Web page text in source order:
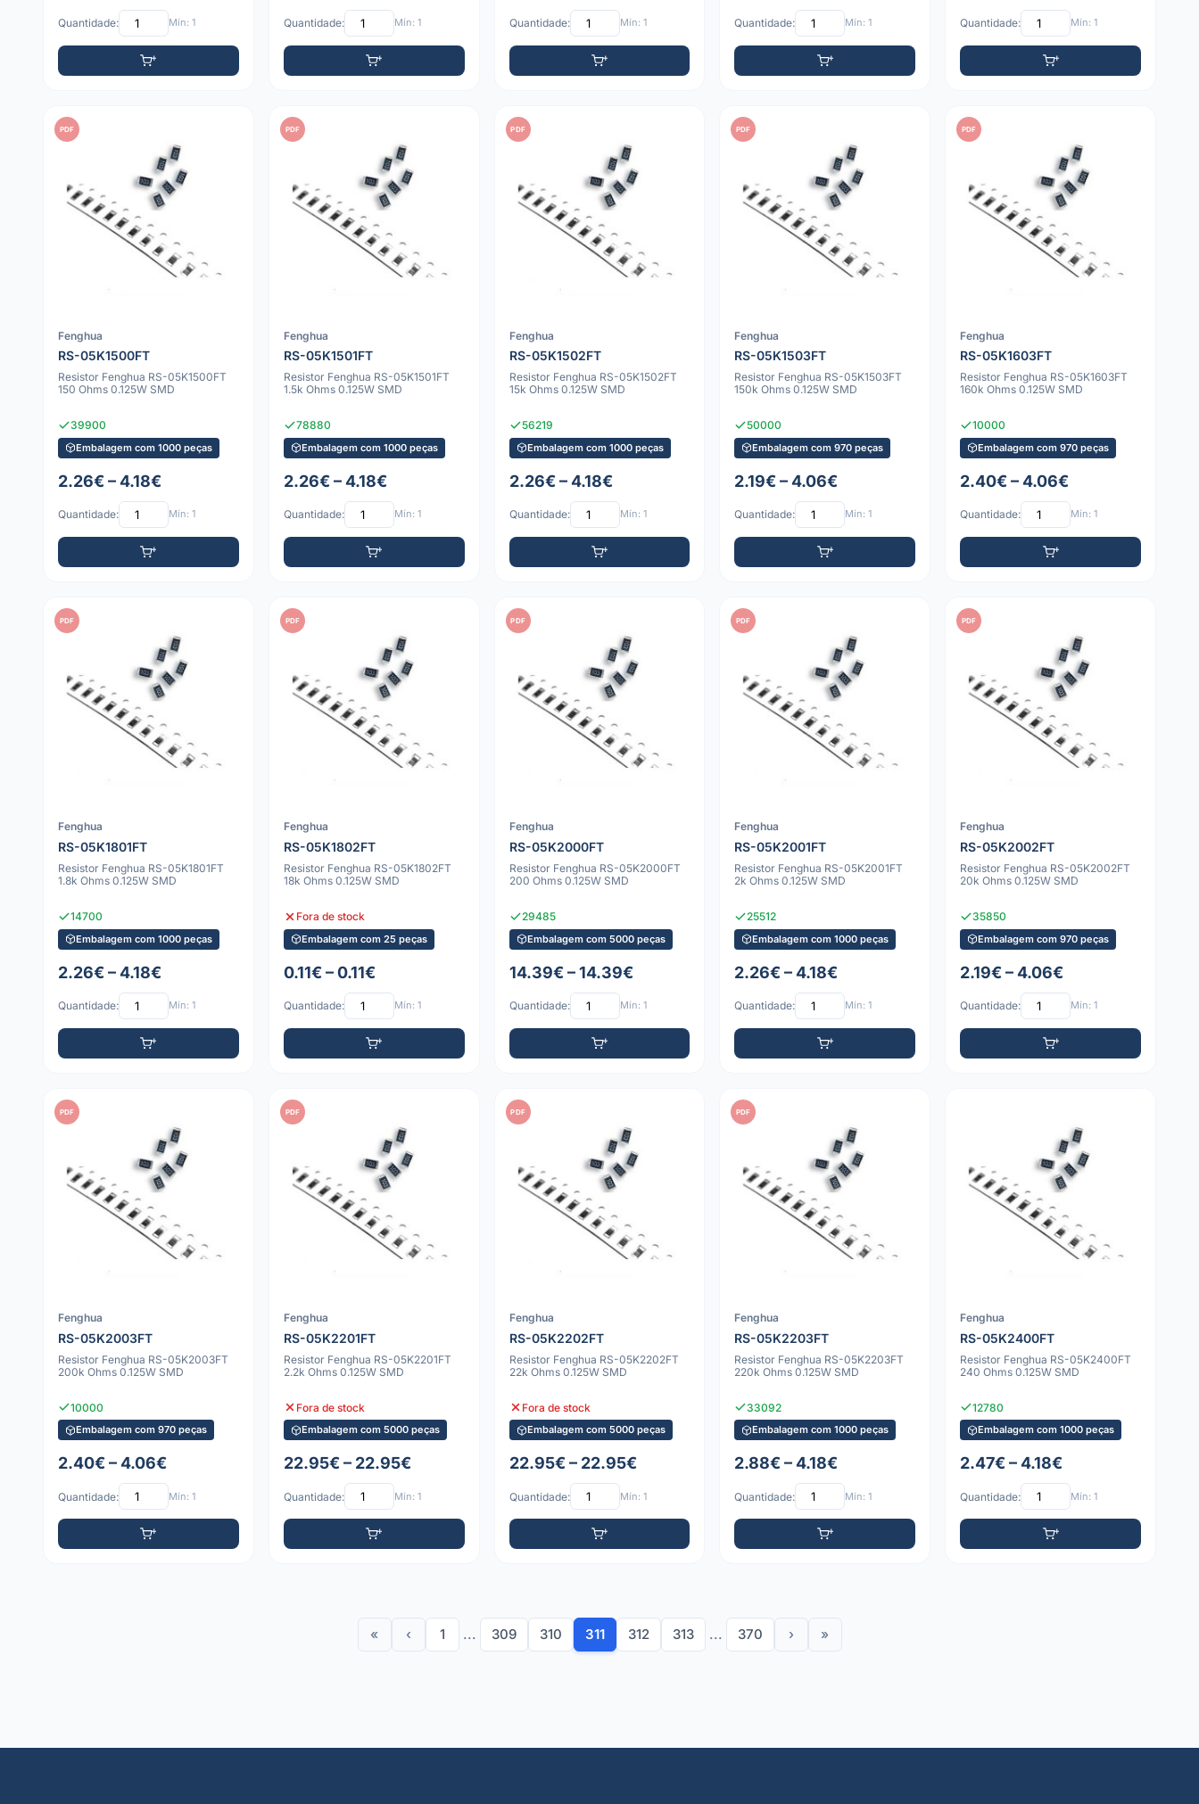
Quantidade: Mín: 1 Quantidade: Mín: 1 Quantidade: Mín: 1 Quantidade: Mín: 1 Quantidade: Mín: 1
PDF
Fenghua
RS-05K1500FT
Resistor Fenghua RS-05K1500FT
150 Ohms 0.125W SMD
39900
Embalagem com 1000 peças
2.26€ – 4.18€
Quantidade: Mín: 1
PDF
Fenghua
RS-05K1501FT
Resistor Fenghua RS-05K1501FT
1.5k Ohms 0.125W SMD
78880
Embalagem com 1000 peças
2.26€ – 4.18€
Quantidade: Mín: 1
PDF
Fenghua
RS-05K1502FT
Resistor Fenghua RS-05K1502FT
15k Ohms 0.125W SMD
56219
Embalagem com 1000 peças
2.26€ – 4.18€
Quantidade: Mín: 1
PDF
Fenghua
RS-05K1503FT
Resistor Fenghua RS-05K1503FT
150k Ohms 0.125W SMD
50000
Embalagem com 970 peças
2.19€ – 4.06€
Quantidade: Mín: 1
PDF
Fenghua
RS-05K1603FT
Resistor Fenghua RS-05K1603FT
160k Ohms 0.125W SMD
10000
Embalagem com 970 peças
2.40€ – 4.06€
Quantidade: Mín: 1
PDF
Fenghua
RS-05K1801FT
Resistor Fenghua RS-05K1801FT
1.8k Ohms 0.125W SMD
14700
Embalagem com 1000 peças
2.26€ – 4.18€
Quantidade: Mín: 1
PDF
Fenghua
RS-05K1802FT
Resistor Fenghua RS-05K1802FT
18k Ohms 0.125W SMD
Fora de stock
Embalagem com 25 peças
0.11€ – 0.11€
Quantidade: Mín: 1
PDF
Fenghua
RS-05K2000FT
Resistor Fenghua RS-05K2000FT
200 Ohms 0.125W SMD
29485
Embalagem com 5000 peças
14.39€ – 14.39€
Quantidade: Mín: 1
PDF
Fenghua
RS-05K2001FT
Resistor Fenghua RS-05K2001FT
2k Ohms 0.125W SMD
25512
Embalagem com 1000 peças
2.26€ – 4.18€
Quantidade: Mín: 1
PDF
Fenghua
RS-05K2002FT
Resistor Fenghua RS-05K2002FT
20k Ohms 0.125W SMD
35850
Embalagem com 970 peças
2.19€ – 4.06€
Quantidade: Mín: 1
PDF
Fenghua
RS-05K2003FT
Resistor Fenghua RS-05K2003FT
200k Ohms 0.125W SMD
10000
Embalagem com 970 peças
2.40€ – 4.06€
Quantidade: Mín: 1
PDF
Fenghua
RS-05K2201FT
Resistor Fenghua RS-05K2201FT
2.2k Ohms 0.125W SMD
Fora de stock
Embalagem com 5000 peças
22.95€ – 22.95€
Quantidade: Mín: 1
PDF
Fenghua
RS-05K2202FT
Resistor Fenghua RS-05K2202FT
22k Ohms 0.125W SMD
Fora de stock
Embalagem com 5000 peças
22.95€ – 22.95€
Quantidade: Mín: 1
PDF
Fenghua
RS-05K2203FT
Resistor Fenghua RS-05K2203FT
220k Ohms 0.125W SMD
33092
Embalagem com 1000 peças
2.88€ – 4.18€
Quantidade: Mín: 1
Fenghua
RS-05K2400FT
Resistor Fenghua RS-05K2400FT
240 Ohms 0.125W SMD
12780
Embalagem com 1000 peças
2.47€ – 4.18€
Quantidade: Mín: 1
« ‹ 1 ... 309 310 311 312 313 ... 370 › »